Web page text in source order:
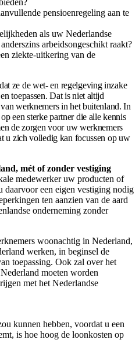
pensioenregeling aan te
als uw Nederlandse
arbeidsongeschikt raakt?
ziekte-uitkering van de
ze de wet- en regelgeving inzake
toepassen. Dat is niet altijd
werknemers in het buitenland. In
een sterke partner die alle kennis
de zorgen voor uw werknemers
u zich volledig kan focussen op uw
mét of zonder vestiging
medewerker uw producten of
daarvoor een eigen vestiging nodig
ten aanzien van de aard
onderneming zonder
woonachtig in Nederland,
werken, in beginsel de
toepassing. Ook zal over het
moeten worden
met het Nederlandse
kunnen hebben, voordat u een
is hoe hoog de loonkosten op